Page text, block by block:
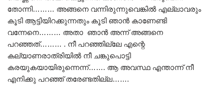
തോന്നി……… അങ്ങനെ വന്നിരുന്നുവെങ്കിൽ എല്ലാവരും
കൂടി ആട്ടിയിറക്കുന്നതും കൂടി ഞാൻ കാണേണ്ടി
വന്നേനെ……… അതാ ഞാൻ അന്ന് അങ്ങനെ
പറഞ്ഞത്……… . നീ പറഞ്ഞില്ലേ എന്റെ
കല്യാണരാത്രിയിൽ നീ ചങ്കുപൊട്ടി
കരയുകയായിരുന്നെന്ന്……. ആ അവസ്ഥ എന്താന്ന് നീ
എനിക്കു പറഞ്ഞ് തരേണ്ടതില്ല…….